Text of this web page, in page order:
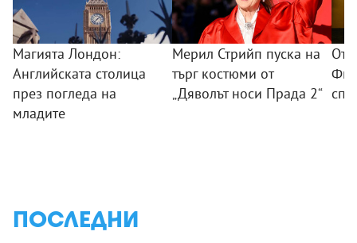
Магията Лондон:
Английската столица
през погледа на
младите
Мерил Стрийп пуска на
търг костюми от
„Дяволът носи Прада 2“
От
ПОСЛЕДНИ